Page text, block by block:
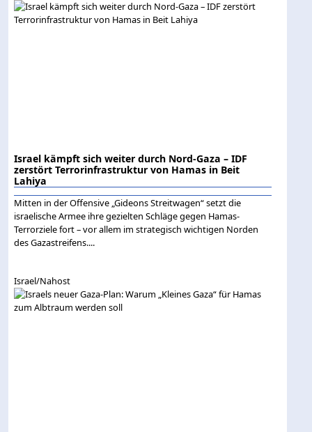
Israel kämpft sich weiter durch Nord-Gaza – IDF
zerstört Terrorinfrastruktur von Hamas in Beit
Lahiya
Mitten in der Offensive „Gideons Streitwagen“ setzt die
israelische Armee ihre gezielten Schläge gegen Hamas-
Terrorziele fort – vor allem im strategisch wichtigen Norden
des Gazastreifens....
Israel/Nahost